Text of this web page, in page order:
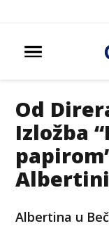
Od
Izložba
Albertini
Albertina u